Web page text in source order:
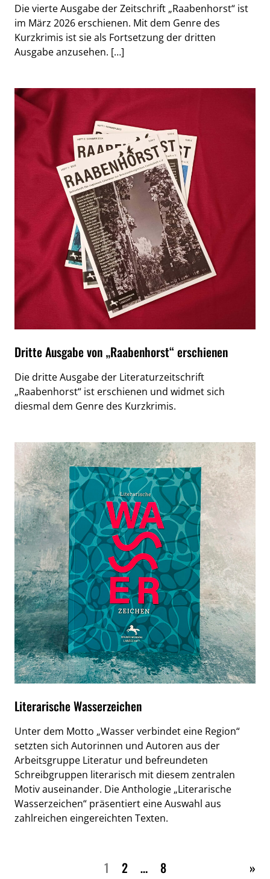
Die vierte Ausgabe der Zeitschrift „Raabenhorst“ ist
im März 2026 erschienen. Mit dem Genre des
Kurzkrimis ist sie als Fortsetzung der dritten
Ausgabe anzusehen. […]
Dritte Ausgabe von „Raabenhorst“ erschienen
Die dritte Ausgabe der Literaturzeitschrift
„Raabenhorst“ ist erschienen und widmet sich
diesmal dem Genre des Kurzkrimis.
Literarische Wasserzeichen
Unter dem Motto „Wasser verbindet eine Region“
setzten sich Autorinnen und Autoren aus der
Arbeitsgruppe Literatur und befreundeten
Schreibgruppen literarisch mit diesem zentralen
Motiv auseinander. Die Anthologie „Literarische
Wasserzeichen“ präsentiert eine Auswahl aus
zahlreichen eingereichten Texten.
1 2 … 8 »